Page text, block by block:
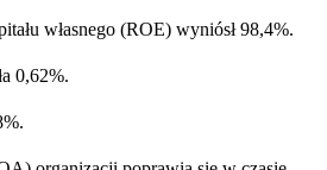
własnego (ROE) wyniósł 98,4%.
0,62%.